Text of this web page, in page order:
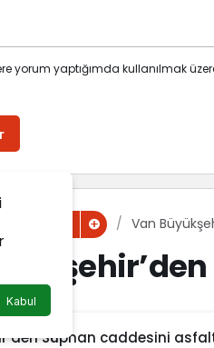
yorum yaptığımda kullanılmak
Van
Süphan caddesini
Kabul